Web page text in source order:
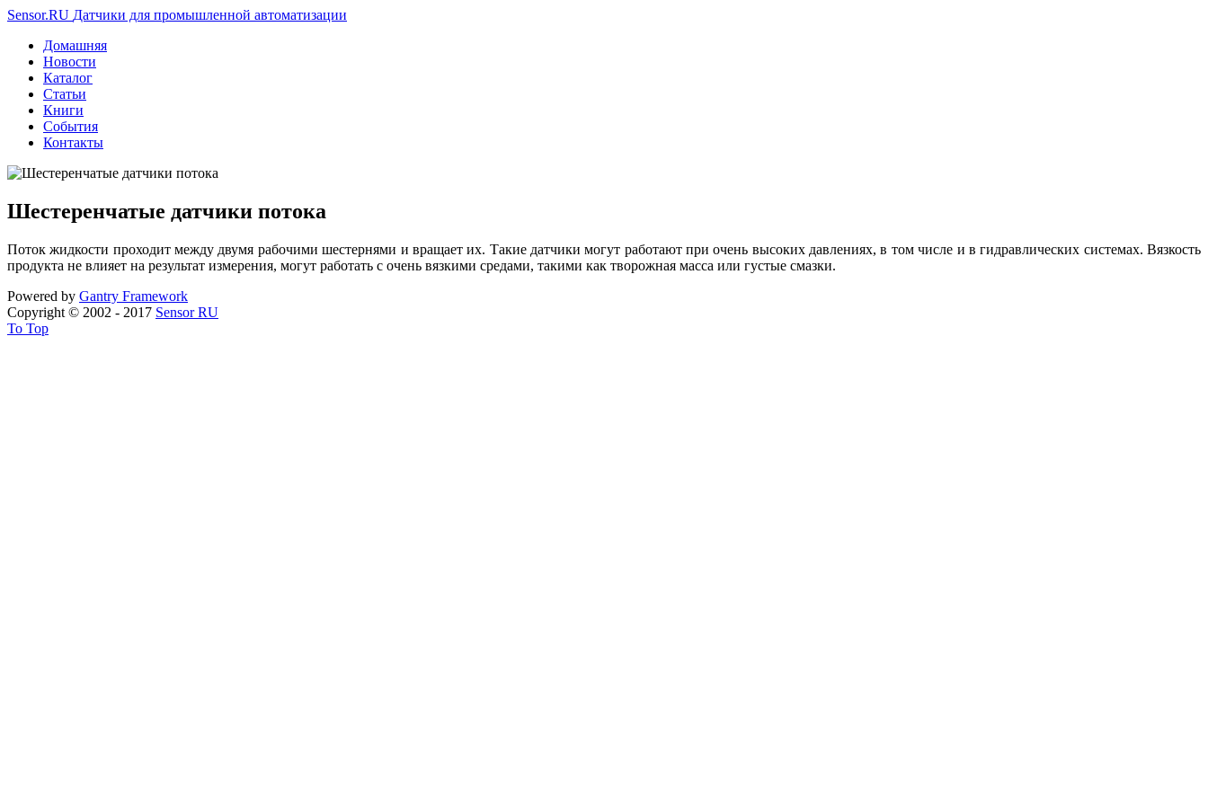
Sensor.RU Датчики для промышленной автоматизации
Домашняя
Новости
Каталог
Статьи
Книги
События
Контакты
Шестеренчатые датчики потока
Поток жидкости проходит между двумя рабочими шестернями и вращает их. Такие датчики могут работают при очень высоких давлениях, в том числе и в гидравлических системах. Вязкость
продукта не влияет на результат измерения, могут работать с очень вязкими средами, такими как творожная масса или густые смазки.
Powered by Gantry Framework
Copyright © 2002 - 2017 Sensor RU
To Top